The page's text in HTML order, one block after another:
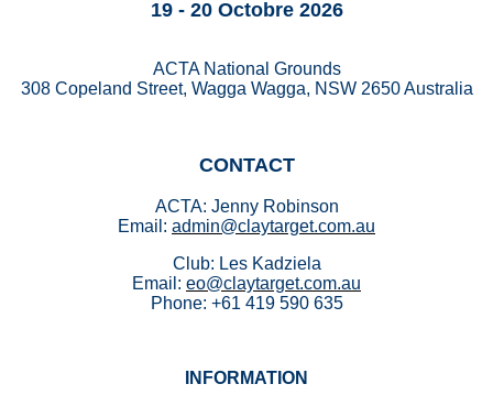
19 - 20 Octobre 2026
ACTA National Grounds
308 Copeland Street, Wagga Wagga, NSW 2650 Australia
CONTACT
ACTA: Jenny Robinson
Email: admin@claytarget.com.au
Club: Les Kadziela
Email: eo@claytarget.com.au
Phone: +61 419 590 635
INFORMATION